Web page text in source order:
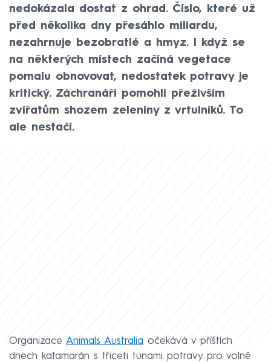
nedokázala dostat z ohrad. Číslo, které už
před několika dny přesáhlo miliardu,
nezahrnuje bezobratlé a hmyz. I když se
na některých místech začíná vegetace
pomalu obnovovat, nedostatek potravy je
kritický. Záchranáři pomohli přeživším
zvířatům shozem zeleniny z vrtulníků. To
ale nestačí.
Organizace Animals Australia očekává v příštích
dnech katamarán s třiceti tunami potravy pro volně